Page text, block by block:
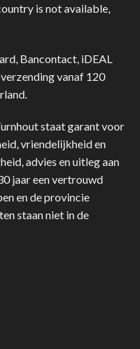
is not available,
Bancontact, iDEAL
vanaf 120
staat garant voor
vriendelijkheid en
advies en uitleg aan
jaar een vertrouwd
en de provincie
staan niet in de